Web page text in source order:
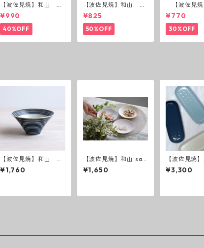
【波佐見焼】和山 蓋
付丸鉢(唐辛子)
¥990
40%OFF
【波佐見焼】和山 蓋
付丸鉢(花絵)
¥825
50%OFF
【波佐見
山 広東碗
ダー 全6パ
¥770
30%OFF
【波佐見焼】和山 ボ
ーダー柄「藍駒」反り
碗中
¥1,760
【波佐見焼】和山 saz
anami ５寸皿
¥1,650
【波佐見焼
ONDE 長皿
¥3,300